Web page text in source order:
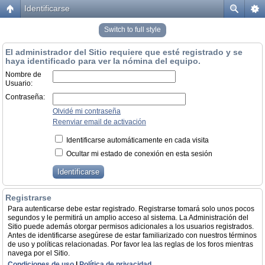
Identificarse
Switch to full style
El administrador del Sitio requiere que esté registrado y se
haya identificado para ver la nómina del equipo.
Nombre de
Usuario:
Contraseña:
Olvidé mi contraseña
Reenviar email de activación
Identificarse automáticamente en cada visita
Ocultar mi estado de conexión en esta sesión
Registrarse
Para autenticarse debe estar registrado. Registrarse tomará solo unos pocos
segundos y le permitirá un amplio acceso al sistema. La Administración del
Sitio puede además otorgar permisos adicionales a los usuarios registrados.
Antes de identificarse asegúrese de estar familiarizado con nuestros términos
de uso y políticas relacionadas. Por favor lea las reglas de los foros mientras
navega por el Sitio.